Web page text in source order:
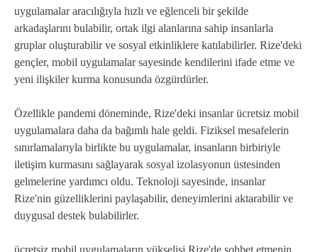
uygulamalar aracılığıyla hızlı ve eğlenceli bir şekilde
arkadaşlarını bulabilir, ortak ilgi alanlarına sahip insanlarla
gruplar oluşturabilir ve sosyal etkinliklere katılabilirler. Rize'deki
gençler, mobil uygulamalar sayesinde kendilerini ifade etme ve
yeni ilişkiler kurma konusunda özgürdürler.
Özellikle pandemi döneminde, Rize'deki insanlar ücretsiz mobil
uygulamalara daha da bağımlı hale geldi. Fiziksel mesafelerin
sınırlamalarıyla birlikte bu uygulamalar, insanların birbiriyle
iletişim kurmasını sağlayarak sosyal izolasyonun üstesinden
gelmelerine yardımcı oldu. Teknoloji sayesinde, insanlar
Rize'nin güzelliklerini paylaşabilir, deneyimlerini aktarabilir ve
duygusal destek bulabilirler.